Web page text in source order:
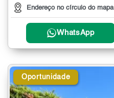
Endereço no círculo do mapa
WhatsApp
Oportunidade